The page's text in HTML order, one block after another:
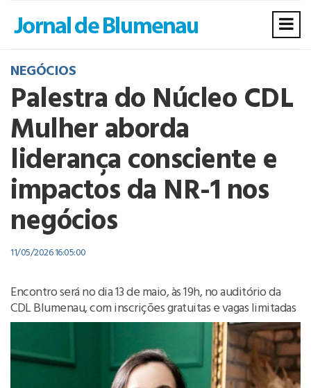
NEGÓCIOS
Palestra do Núcleo CDL
Mulher aborda
liderança consciente e
impactos da NR-1 nos
negócios
11/05/2026 16:05:00
Encontro será no dia 13 de maio, às 19h, no auditório da
CDL Blumenau, com inscrições gratuitas e vagas limitadas